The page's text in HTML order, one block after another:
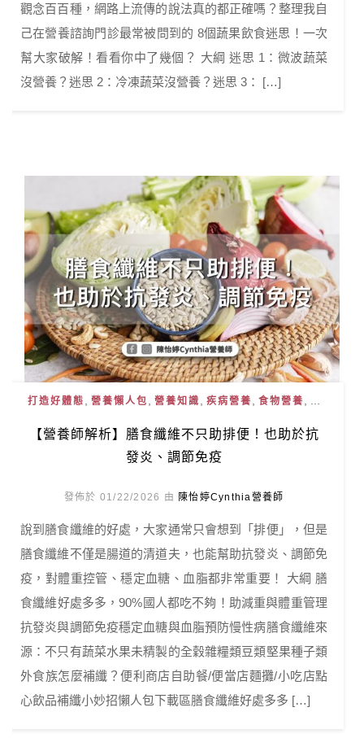
觀念百百種，網路上流傳的說法真的都正確嗎？整理我自
己在營養諮詢門診最常被問到的 8個蔬果飲食迷思！一次
幫大家破解！看看你中了幾個？ 大綱 迷思 1：微波蔬菜
沒營養？迷思 2：冷凍蔬菜沒營養？迷思 3： […]
打造好體態 , 營養懶人包 , 營養知識 , 疾病營養 , 食物營養 , ...
【營養師解析】膳食纖維不只助排便！也助於抗
發炎、調節免疫
發佈於 01/22/2026 由 陳怡婷Cynthia營養師
說到膳食纖維的好處，大家通常只會想到「排便」，但是
膳食纖維不僅是腸道的清道夫，也能幫助抗發炎、調節免
疫，對體重控管、穩定血糖、血脂都非常重要！ 大綱 膳
食纖維好處多多，90%國人都吃不夠！助減重與體重管理
抗發炎與調節免疫穩定血糖與血脂預防慢性病膳食纖維來
源：不只有蔬菜水果未精製的全穀雜糧類豆類堅果種子類
外食族怎麼補纖？便利商店自助餐/便當店麵攤/小吃店點
心飲品補纖小妙招懶人包下載區膳食纖維好處多多 […]